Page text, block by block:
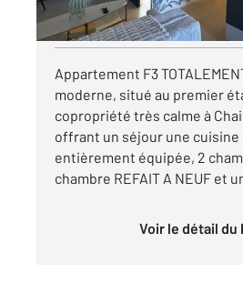
Visiter le site dédié
Appartement F3
moderne, situé au premier
copropriété très calme à
offrant un séjour une
entièrement équipée, 2
chambre REFAIT A NEUF et
Voir le détail du